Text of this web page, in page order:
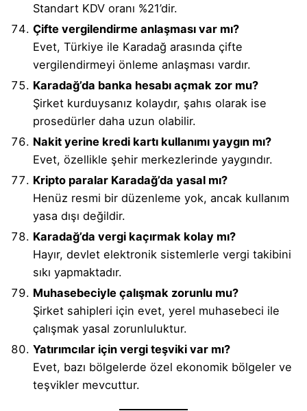
Standart KDV oranı %21’dir.
Çifte vergilendirme anlaşması var mı?
Evet, Türkiye ile Karadağ arasında çifte
vergilendirmeyi önleme anlaşması vardır.
Karadağ’da banka hesabı açmak zor mu?
Şirket kurduysanız kolaydır, şahıs olarak ise
prosedürler daha uzun olabilir.
Nakit yerine kredi kartı kullanımı yaygın mı?
Evet, özellikle şehir merkezlerinde yaygındır.
Kripto paralar Karadağ’da yasal mı?
Henüz resmi bir düzenleme yok, ancak kullanım
yasa dışı değildir.
Karadağ’da vergi kaçırmak kolay mı?
Hayır, devlet elektronik sistemlerle vergi takibini
sıkı yapmaktadır.
Muhasebeciyle çalışmak zorunlu mu?
Şirket sahipleri için evet, yerel muhasebeci ile
çalışmak yasal zorunluluktur.
Yatırımcılar için vergi teşviki var mı?
Evet, bazı bölgelerde özel ekonomik bölgeler ve
teşvikler mevcuttur.